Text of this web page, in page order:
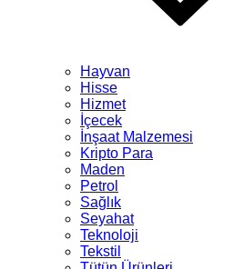
Hayvan
Hisse
Hizmet
İçecek
İnşaat Malzemesi
Kripto Para
Maden
Petrol
Sağlık
Seyahat
Teknoloji
Tekstil